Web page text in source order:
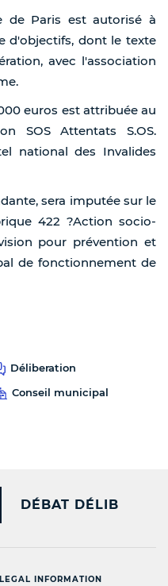
de Paris est autorisé à
d'objectifs, dont le texte
avec l'association
euros est attribuée au
SOS Attentats S.OS.
national des Invalides
sera imputée sur le
422 ?Action socio-
pour prévention et
de fonctionnement de
Déliberation
Conseil municipal
[NEW
DÉBAT DÉLIB
LEGAL INFORMATION